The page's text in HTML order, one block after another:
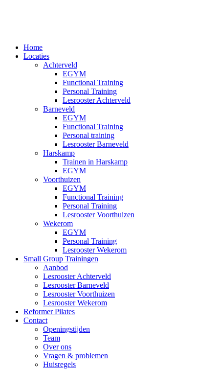
Home
Locaties
Achterveld
EGYM
Functional Training
Personal Training
Lesrooster Achterveld
Barneveld
EGYM
Functional Training
Personal training
Lesrooster Barneveld
Harskamp
Trainen in Harskamp
EGYM
Voorthuizen
EGYM
Functional Training
Personal Training
Lesrooster Voorthuizen
Wekerom
EGYM
Personal Training
Lesrooster Wekerom
Small Group Trainingen
Aanbod
Lesrooster Achterveld
Lesrooster Barneveld
Lesrooster Voorthuizen
Lesrooster Wekerom
Reformer Pilates
Contact
Openingstijden
Team
Over ons
Vragen & problemen
Huisregels